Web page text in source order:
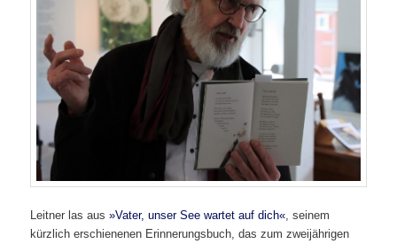
Leitner las aus»Vater, unser See wartet auf dich« , seinem
kürzlich erschienenen Erinnerungsbuch, das zum zweijährigen